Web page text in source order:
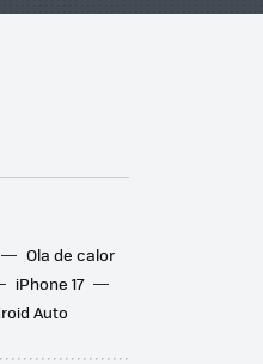
Ola de calor
iPhone 17
Auto